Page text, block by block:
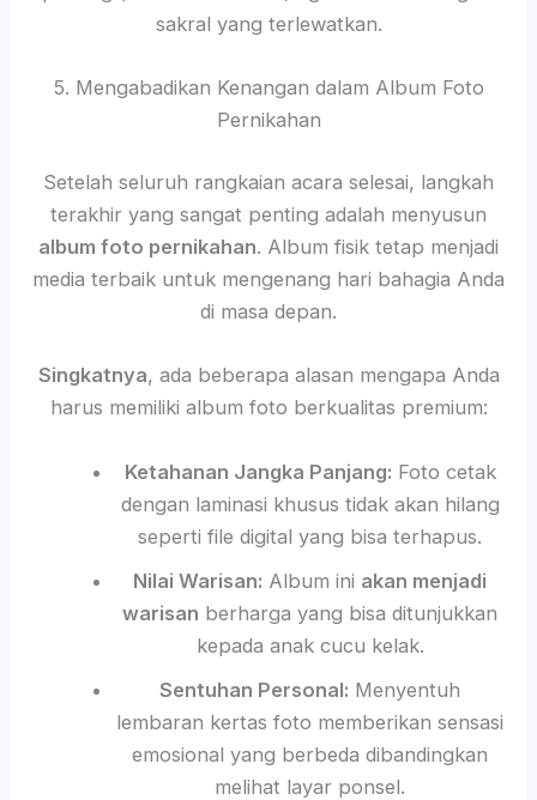
sakral yang terlewatkan.
5. Mengabadikan Kenangan dalam Album Foto
Pernikahan
Setelah seluruh rangkaian acara selesai, langkah
terakhir yang sangat penting adalah menyusun
album foto pernikahan. Album fisik tetap menjadi
media terbaik untuk mengenang hari bahagia Anda
di masa depan.
Singkatnya, ada beberapa alasan mengapa Anda
harus memiliki album foto berkualitas premium:
Ketahanan Jangka Panjang: Foto cetak
dengan laminasi khusus tidak akan hilang
seperti file digital yang bisa terhapus.
Nilai Warisan: Album ini akan menjadi
warisan berharga yang bisa ditunjukkan
kepada anak cucu kelak.
Sentuhan Personal: Menyentuh
lembaran kertas foto memberikan sensasi
emosional yang berbeda dibandingkan
melihat layar ponsel.